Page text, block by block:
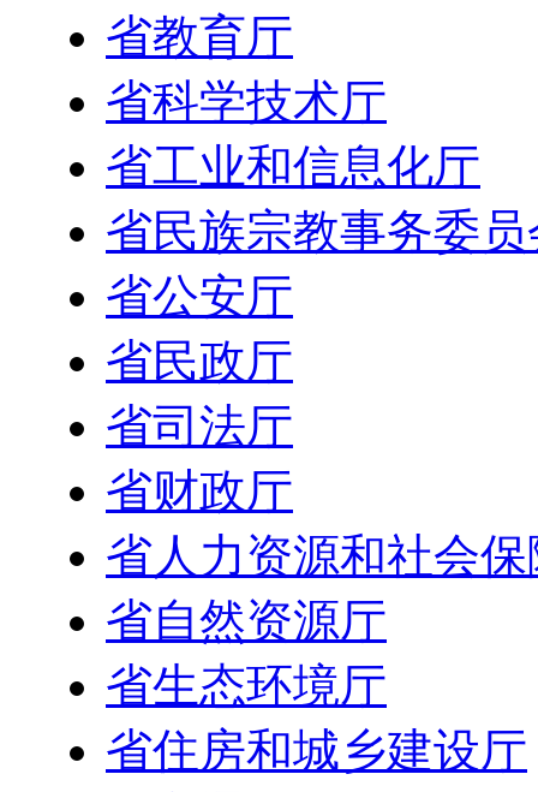
省教育厅
省科学技术厅
省工业和信息化厅
省民族宗教事务委员
省公安厅
省民政厅
省司法厅
省财政厅
省人力资源和社会
省自然资源厅
省生态环境厅
省住房和城乡建设厅